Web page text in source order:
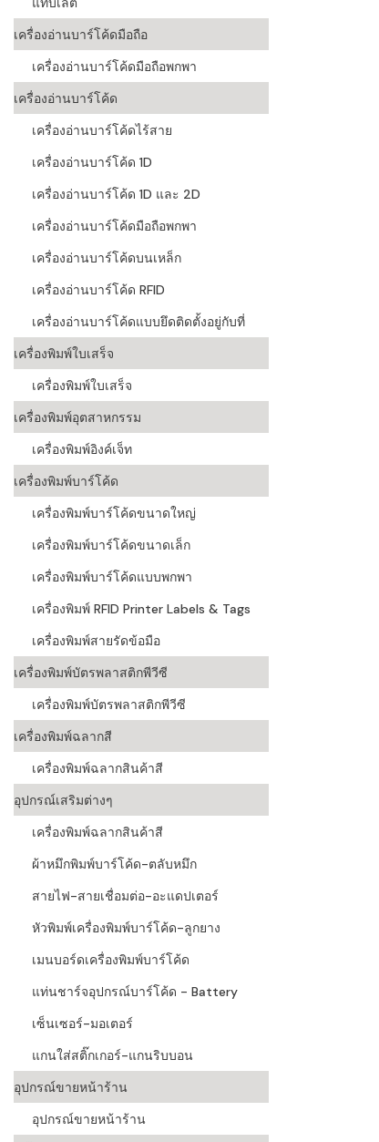
เครื่องอ่านบาร์โค้ดมือถือ
เครื่องอ่านบาร์โค้ดมือถือพกพา
เครื่องอ่านบาร์โค้ด
เครื่องอ่านบาร์โค้ดไร้สาย
เครื่องอ่านบาร์โค้ด 1D
เครื่องอ่านบาร์โค้ด 1D และ 2D
เครื่องอ่านบาร์โค้ดมือถือพกพา
เครื่องอ่านบาร์โค้ดบนเหล็ก
เครื่องอ่านบาร์โค้ด RFID
เครื่องอ่านบาร์โค้ดแบบยึดติดตั้งอยู่กับที่
เครื่องพิมพ์ใบเสร็จ
เครื่องพิมพ์ใบเสร็จ
เครื่องพิมพ์อุตสาหกรรม
เครื่องพิมพ์อิงค์เจ็ท
เครื่องพิมพ์บาร์โค้ด
เครื่องพิมพ์บาร์โค้ดขนาดใหญ่
เครื่องพิมพ์บาร์โค้ดขนาดเล็ก
เครื่องพิมพ์บาร์โค้ดแบบพกพา
เครื่องพิมพ์ RFID Printer Labels & Tags
เครื่องพิมพ์สายรัดข้อมือ
เครื่องพิมพ์บัตรพลาสติกพีวีซี
เครื่องพิมพ์บัตรพลาสติกพีวีซี
เครื่องพิมพ์ฉลากสี
เครื่องพิมพ์ฉลากสินค้าสี
อุปกรณ์เสริมต่างๆ
เครื่องพิมพ์ฉลากสินค้าสี
ผ้าหมึกพิมพ์บาร์โค้ด-ตลับหมึก
สายไฟ-สายเชื่อมต่อ-อะแดปเตอร์
หัวพิมพ์เครื่องพิมพ์บาร์โค้ด-ลูกยาง
เมนบอร์ดเครื่องพิมพ์บาร์โค้ด
แท่นชาร์จอุปกรณ์บาร์โค้ด - Battery
เซ็นเซอร์-มอเตอร์
แกนใส่สติ๊กเกอร์-แกนริบบอน
อุปกรณ์ขายหน้าร้าน
อุปกรณ์ขายหน้าร้าน